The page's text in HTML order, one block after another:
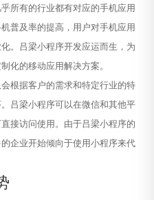
所有的行业都有对应的手机应用
普及率的提高，用户对手机应用
。吕梁小程序开发应运而生，为
化的移动应用解决方案。
根据客户的需求和特定行业的特
吕梁小程序可以在微信和其他平
接访问使用。由于吕梁小程序的
企业开始倾向于使用小程序来代